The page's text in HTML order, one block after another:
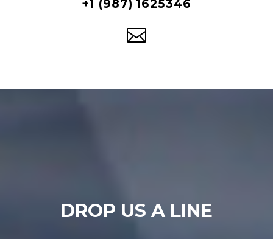
DROP US A LINE
+1 (987) 1625346
CONNECT WITH US